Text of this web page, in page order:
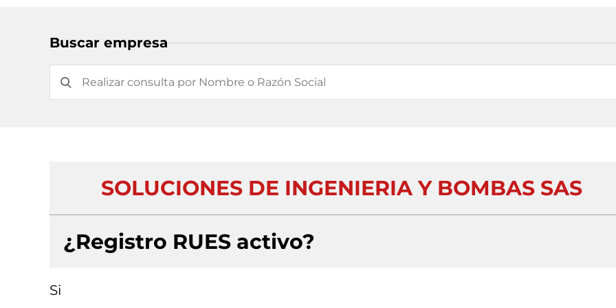
Buscar empresa
SOLUCIONES DE INGENIERIA Y BOMBAS SAS
¿Registro RUES activo?
Si